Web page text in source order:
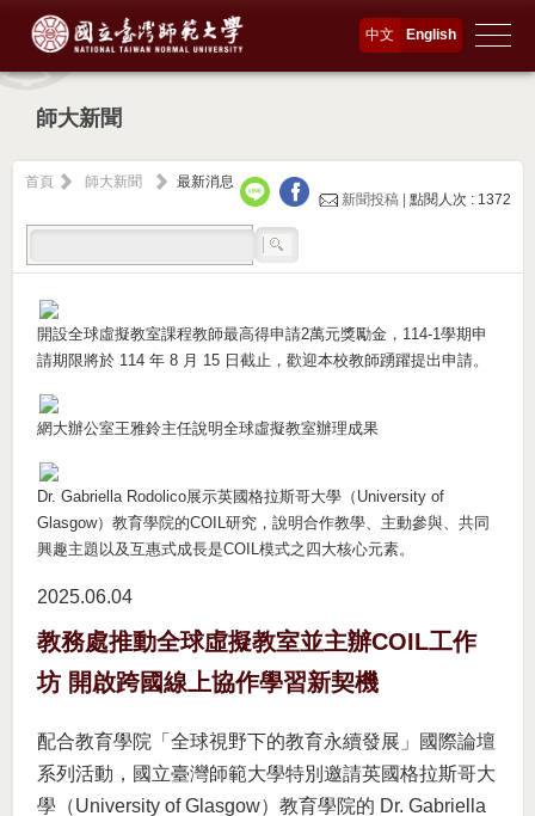
English
中文
師大新聞
首頁 師大新聞
最新消息
新聞投稿 |點閱人次 : 1372
開設全球虛擬教室課程教師最高得申請2萬元獎勵金，114-1學期申
請期限將於 114 年 8 月 15 日截止，歡迎本校教師踴躍提出申請。
網大辦公室王雅鈴主任說明全球虛擬教室辦理成果
Dr. Gabriella Rodolico展示英國格拉斯哥大學（University of
Glasgow）教育學院的COIL研究，說明合作教學、主動參與、共同
興趣主題以及互惠式成長是COIL模式之四大核心元素。
2025.06 04
教務處推動全球虛擬教室並主辦COIL工作
坊 開啟跨國線上協作學習新契機
配合教育學院「全球視野下的教育永續發展」國際論壇
系列活動，國立臺灣師範大學特別邀請英國格拉斯哥大
學（University of Glasgow）教育學院的 Dr. Gabriella